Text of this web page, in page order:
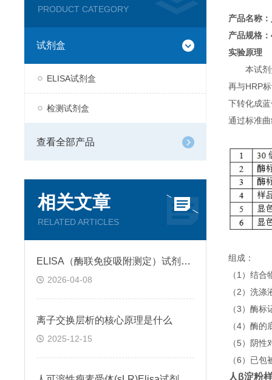
PRODUCT CATEGORY
试剂盒
ELISA试剂盒
检测试剂盒
查看全部产品
相关文章
RELATED ARTICLES
ELISA（酶联免疫吸附测定）试剂盒原理类型检测方法
2026-04-08
离子交换层析的核心原理是什么
2025-12-15
产品名称：
产品规格
实验原理
本试
再与HRP
下转化成
通过标准
组成：
（1）结
（2）洗
（3）酶
（4）酶的
（5）阴
（6）已
人β淀粉